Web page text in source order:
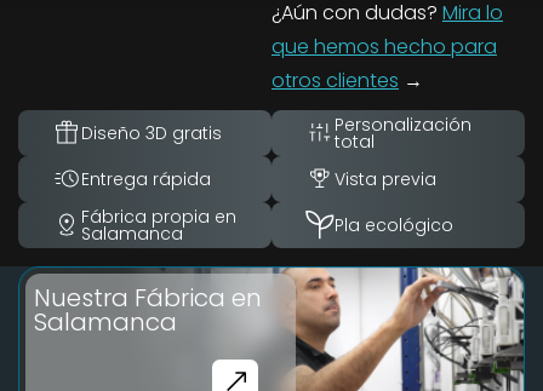
¿Aún con dudas? Mira lo
que hemos hecho para
otros clientes →
Diseño 3D gratis Personalización
total
Entrega rápida
Vista previa
Fábrica propia en
Salamanca Pla ecológico
Nuestra Fábrica en
Salamanca